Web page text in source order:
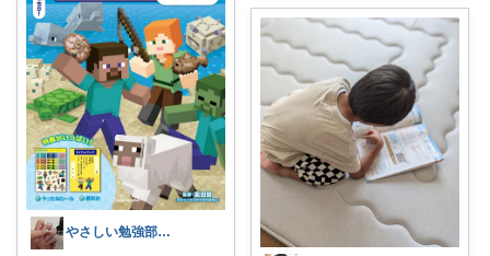
やさしい勉強部屋|セルフネイルROOM